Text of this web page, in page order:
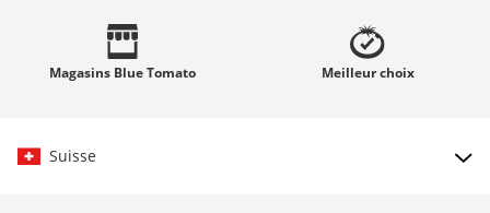
Magasins Blue Tomato Meilleurchoix
Suisse